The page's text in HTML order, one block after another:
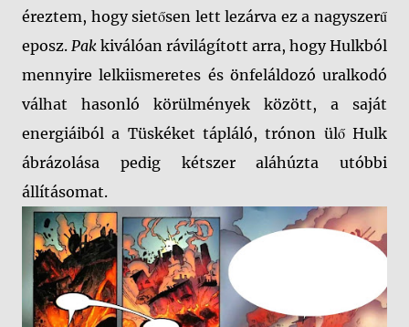
éreztem, hogy sietősen lett lezárva ez a nagyszerű
eposz. Pak kiválóan rávilágított arra, hogy Hulkból
mennyire lelkiismeretes és önfeláldozó uralkodó
válhat hasonló körülmények között, a saját
energiáiból a Tüskéket tápláló, trónon ülő Hulk
ábrázolása pedig kétszer aláhúzta utóbbi
állításomat.